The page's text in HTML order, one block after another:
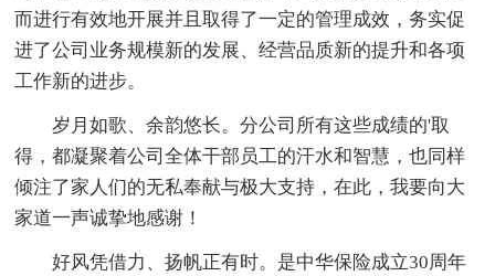
而进行有效地开展并且取得了一定的管理成效，务实促
进了公司业务规模新的发展、经营品质新的提升和各项
工作新的进步。
岁月如歌、余韵悠长。分公司所有这些成绩的'取
得，都凝聚着公司全体干部员工的汗水和智慧，也同样
倾注了家人们的无私奉献与极大支持，在此，我要向大
家道一声诚挚地感谢！
好风凭借力、扬帆正有时。是中华保险成立30周年